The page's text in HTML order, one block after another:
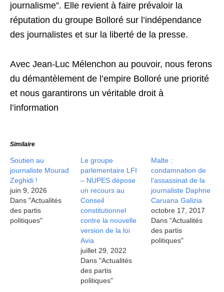
journalisme”. Elle revient à faire prévaloir la
réputation du groupe Bolloré sur l’indépendance
des journalistes et sur la liberté de la presse.
Avec Jean-Luc Mélenchon au pouvoir, nous ferons
du démantèlement de l’empire Bolloré une priorité
et nous garantirons un véritable droit à
l’information
Similaire
Soutien au
journaliste Mourad
Zeghidi !
juin 9, 2026
Dans "Actualités
des partis
politiques"
Le groupe
parlementaire LFI
– NUPES dépose
un recours au
Conseil
constitutionnel
contre la nouvelle
version de la loi
Avia
juillet 29, 2022
Dans "Actualités
des partis
politiques"
Malte :
condamnation de
l’assassinat de la
journaliste Daphne
Caruana Galizia
octobre 17, 2017
Dans "Actualités
des partis
politiques"